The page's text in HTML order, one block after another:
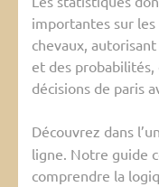
importantes sur les
chevaux,
et des
décisions de paris
Découvrez dans
ligne. Notre guide
comprendre la